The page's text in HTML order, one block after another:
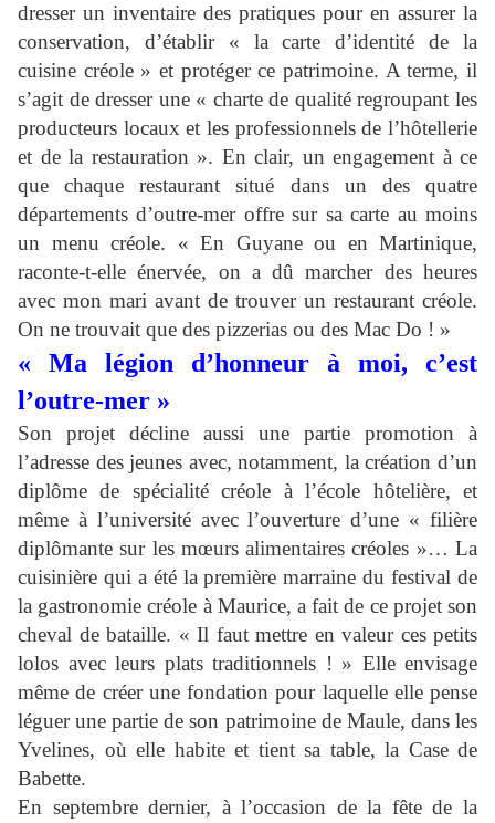
dresser un inventaire des pratiques pour en assurer la
conservation, d’établir « la carte d’identité de la
cuisine créole » et protéger ce patrimoine. A terme, il
s’agit de dresser une « charte de qualité regroupant les
producteurs locaux et les professionnels de l’hôtellerie
et de la restauration ». En clair, un engagement à ce
que chaque restaurant situé dans un des quatre
départements d’outre-mer offre sur sa carte au moins
un menu créole. « En Guyane ou en Martinique,
raconte-t-elle énervée, on a dû marcher des heures
avec mon mari avant de trouver un restaurant créole.
On ne trouvait que des pizzerias ou des Mac Do ! »
« Ma légion d’honneur à moi, c’est
l’outre-mer »
Son projet décline aussi une partie promotion à
l’adresse des jeunes avec, notamment, la création d’un
diplôme de spécialité créole à l’école hôtelière, et
même à l’université avec l’ouverture d’une « filière
diplômante sur les mœurs alimentaires créoles »… La
cuisinière qui a été la première marraine du festival de
la gastronomie créole à Maurice, a fait de ce projet son
cheval de bataille. « Il faut mettre en valeur ces petits
lolos avec leurs plats traditionnels ! » Elle envisage
même de créer une fondation pour laquelle elle pense
léguer une partie de son patrimoine de Maule, dans les
Yvelines, où elle habite et tient sa table, la Case de
Babette.
En septembre dernier, à l’occasion de la fête de la